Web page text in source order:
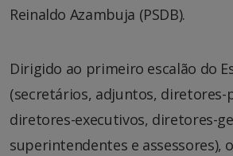
Reinaldo Azambuja (PSDB).
Dirigido ao primeiro escalão do
(secretários, adjuntos, diretores-
diretores-executivos, diretores-
superintendentes e assessores),